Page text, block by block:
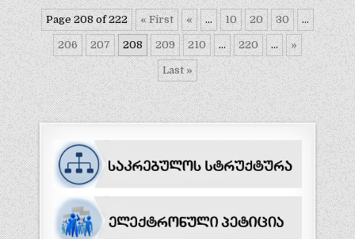
Page 208 of 222 « First « ... 10 20 30 ...
206 207 208 209 210 ... 220 ... »
Last »